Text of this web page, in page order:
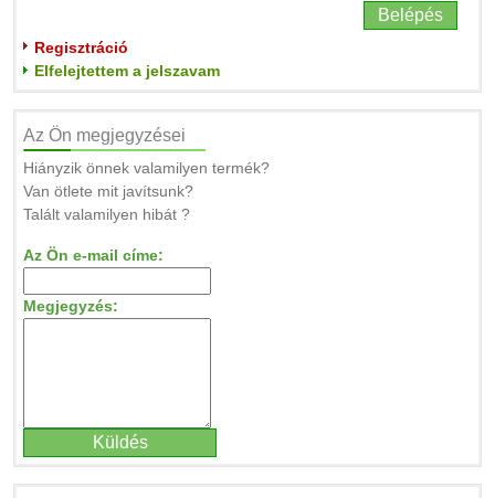
Regisztráció
Elfelejtettem a jelszavam
Az Ön megjegyzései
Hiányzik önnek valamilyen termék?
Van ötlete mit javítsunk?
Talált valamilyen hibát ?
Az Ön e-mail címe:
Megjegyzés: